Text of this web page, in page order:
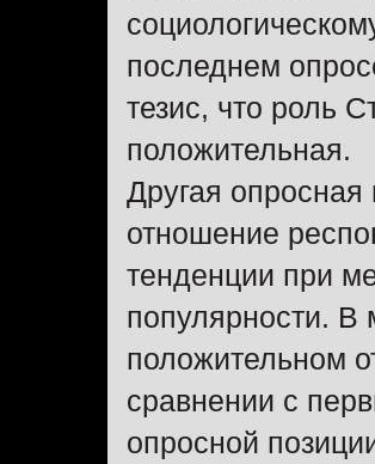
последнем
тезис, что роль
положительная.
Другая
отношение
тенденции при
популярности. В
положительном
сравнении с
опросной